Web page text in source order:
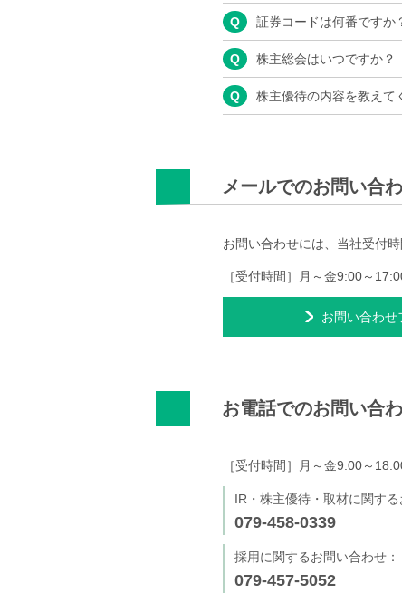
Q 証券コードは何番ですか
Q 株主総会はいつですか？
Q 株主優待の内容を教えて
メールでのお問い合
お問い合わせには、当社受付
［受付時間］月～金9:00～
お問い合わせ
お電話でのお問い合
［受付時間］月～金9:00～
IR・株主優待・取材に関する
079-458-0339
採用に関するお問い合わせ：
079-457-5052